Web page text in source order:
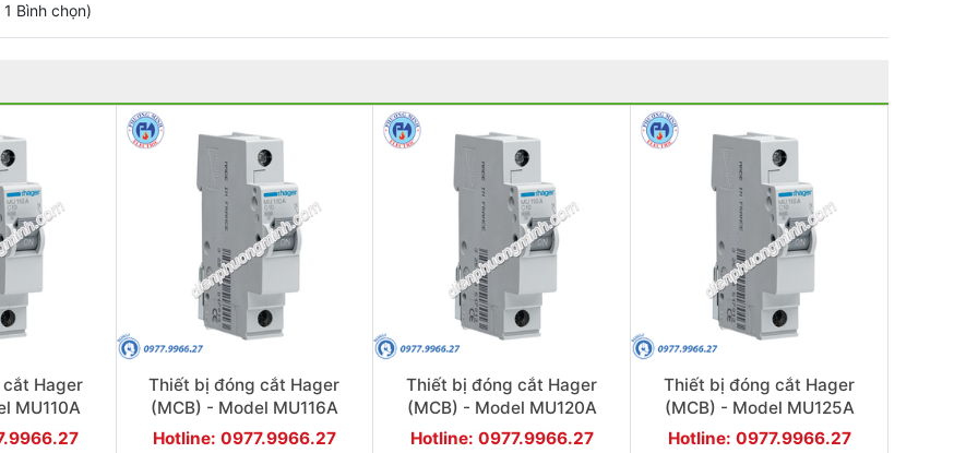
1 Bình chọn)
Hager
MU110A
Thiết bị đóng cắt Hager
(MCB) - Model MU116A
Hotline: 0977.9966.27
Thiết bị đóng cắt Hager
(MCB) - Model MU120A
Hotline: 0977.9966.27
Thiết bị đóng cắt Hager
(MCB) - Model MU125A
Hotline: 0977.9966.27